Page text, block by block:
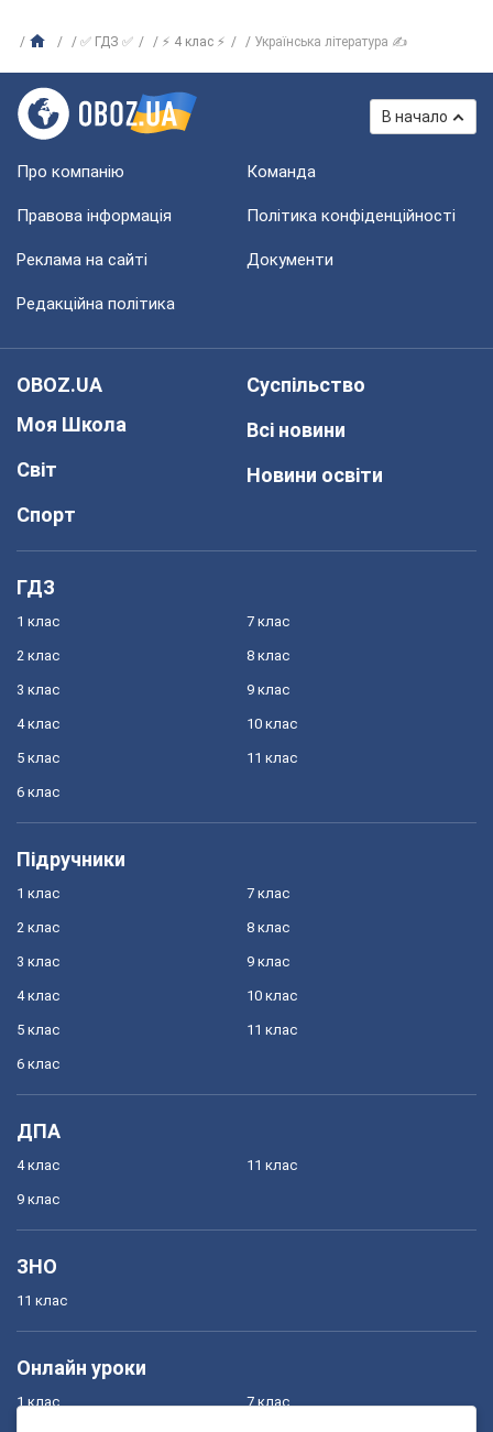
✅ ГДЗ ✅ ⚡ 4 клас ⚡ Українська література ✍
В начало
Про компанію Команда
Правова інформація Політика конфіденційності
Реклама на сайті Документи
Редакційна політика
OBOZ.UA
Моя Школа
Світ
Спорт
Суспільство
Всі новини
Новини освіти
ГДЗ
1 клас
2 клас
3 клас
4 клас
5 клас
6 клас
7 клас
8 клас
9 клас
10 клас
11 клас
Підручники
1 клас
2 клас
3 клас
4 клас
5 клас
6 клас
7 клас
8 клас
9 клас
10 клас
11 клас
ДПА
4 клас
9 клас
11 клас
ЗНО
11 клас
Онлайн уроки
1 клас 7 клас